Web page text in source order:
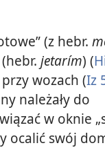
(z hebr.
jetarím) (
wozach (Iz
należały do
w oknie
ocalić swój